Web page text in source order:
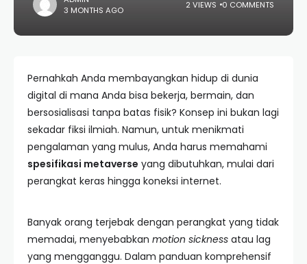
3 MONTHS AGO
2 VIEWS 0 COMMENTS
Pernahkah Anda membayangkan hidup di dunia
digital di mana Anda bisa bekerja, bermain, dan
bersosialisasi tanpa batas fisik? Konsep ini bukan lagi
sekadar fiksi ilmiah. Namun, untuk menikmati
pengalaman yang mulus, Anda harus memahami
spesifikasi metaverse yang dibutuhkan, mulai dari
perangkat keras hingga koneksi internet.
Banyak orang terjebak dengan perangkat yang tidak
memadai, menyebabkan motion sickness atau lag
yang mengganggu. Dalam panduan komprehensif